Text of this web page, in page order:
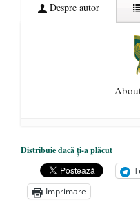
Despre autor
Dezvăluiri
președintele
Zelensky
- 13
Statul care
Distribuie dacă ți-a plăcut
Imprimare